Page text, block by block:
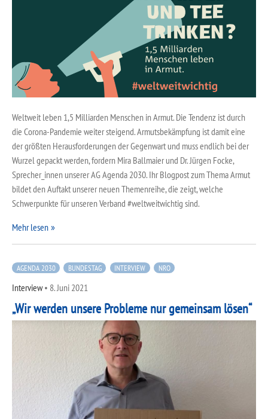
Weltweit leben 1,5 Milliarden Menschen in Armut. Die Tendenz ist durch
die Corona-Pandemie weiter steigend. Armutsbekämpfung ist damit eine
der größten Herausforderungen der Gegenwart und muss endlich bei der
Wurzel gepackt werden, fordern Mira Ballmaier und Dr. Jürgen Focke,
Sprecher_innen unserer AG Agenda 2030. Ihr Blogpost zum Thema Armut
bildet den Auftakt unserer neuen Themenreihe, die zeigt, welche
Schwerpunkte für unseren Verband #weltweitwichtig sind.
Mehr lesen
AGENDA 2030 BUNDESTAG INTERVIEW NRO
Interview• 8. Juni 2021
„Wir werden unsere Probleme nur gemeinsam lösen“